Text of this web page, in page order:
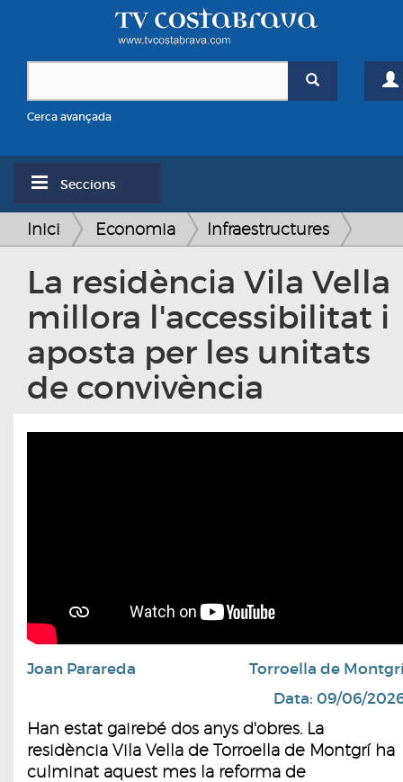
Cerca avançada
Seccions
Inici Economia Infraestructures
La residència Vila Vella
millora l'accessibilitat i
aposta per les unitats
de convivència
Joan Parareda
Torroella de
Data: 09/06/
Han estat gairebé dos anys d'obres. La
residència Vila Vella de Torroella de Montgrí ha
culminat aquest mes la reforma de